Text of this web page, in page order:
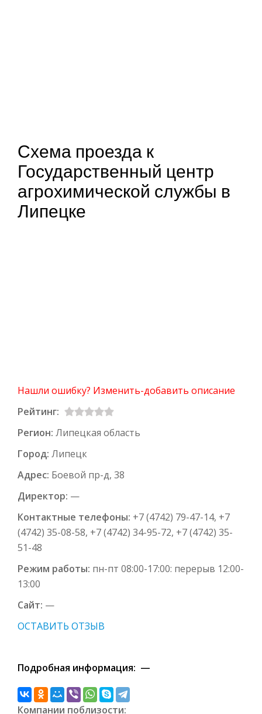
Схема проезда к
Государственный центр
агрохимической службы в
Липецке
Нашли ошибку? Изменить-добавить описание
Рейтинг:
Регион: Липецкая область
Город: Липецк
Адрес: Боевой пр-д, 38
Директор: —
Контактные телефоны: +7 (4742) 79-47-14, +7
(4742) 35-08-58, +7 (4742) 34-95-72, +7 (4742) 35-
51-48
Режим работы: пн-пт 08:00-17:00: перерыв 12:00-
13:00
Сайт: —
ОСТАВИТЬ ОТЗЫВ
Подробная информация: —
Компании поблизости: